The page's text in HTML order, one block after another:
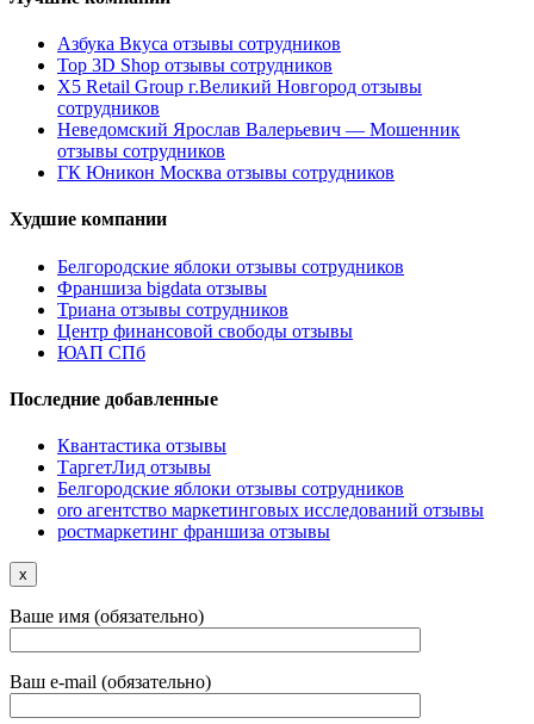
Азбука Вкуса отзывы сотрудников
Top 3D Shop отзывы сотрудников
X5 Retail Group г.Великий Новгород отзывы
сотрудников
Неведомский Ярослав Валерьевич — Мошенник
отзывы сотрудников
ГК Юникон Москва отзывы сотрудников
Худшие компании
Белгородские яблоки отзывы сотрудников
Франшиза bigdata отзывы
Триана отзывы сотрудников
Центр финансовой свободы отзывы
ЮАП СПб
Последние добавленные
Квантастика отзывы
ТаргетЛид отзывы
Белгородские яблоки отзывы сотрудников
oro агентство маркетинговых исследований отзывы
ростмаркетинг франшиза отзывы
x
Ваше имя (обязательно)
Ваш e-mail (обязательно)